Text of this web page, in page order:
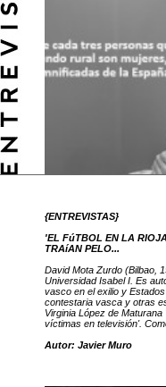
{ENTREVISTAS}
'EL FúTBOL EN LA
TRAíAN PELO...
David Mota Zurdo (Bilbao,
Universidad Isabel I. Es
vasco en el exilio y
contestaria vasca y otras
Virginia López de
víctimas en televisión'.
Autor: Javier Muro